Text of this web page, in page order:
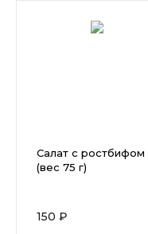
Салат с ростбифом
(вес 75 г)
150 ₽